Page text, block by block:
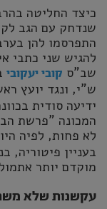
כיצד החליטה
שנדחק עם הגב
התפרסמו להן
להגיש שני כתבי
שב"ס קובי יעקובי
ש"י, ונגד יועץ
ידיעה סודית
המכונה "פרשת
לא פחות, לפיה
בעניין פיטוריה,
מוקדם יותר
עקשנות שלא